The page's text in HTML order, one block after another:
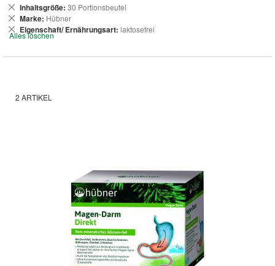
2 ARTIKEL
Inhaltsgröße 30 Portionsbeutel
Dies
entfernen
Marke Hübner
Dies
entfernen
Eigenschaft/ Ernährungsart laktosefrei
Dies
entfernen
Alles löschen